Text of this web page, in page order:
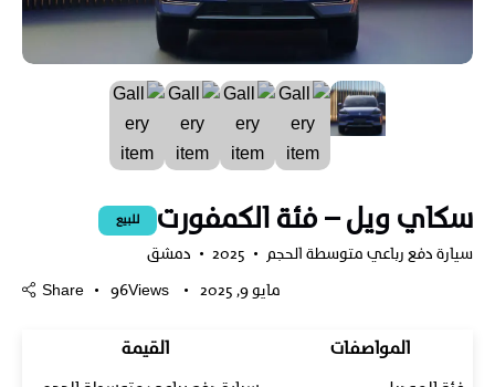
سكاي ويل – فئة الكمفورت للبيع
سيارة دفع رباعي متوسطة الحجم 2025 دمشق
مايو 9, 2025 96Views
Share
المواصفات القيمة